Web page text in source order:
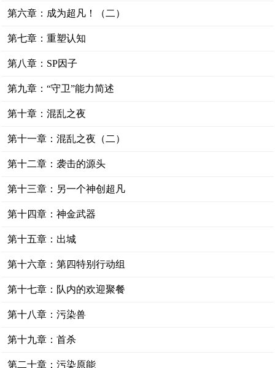
第六章：成为超凡！（二）
第七章：重塑认知
第八章：SP因子
第九章：“守卫”能力简述
第十章：混乱之夜
第十一章：混乱之夜（二）
第十二章：袭击的源头
第十三章：另一个神创超凡
第十四章：神金武器
第十五章：出城
第十六章：第四特别行动组
第十七章：队内的欢迎聚餐
第十八章：污染兽
第十九章：首杀
第二十章：污染原能